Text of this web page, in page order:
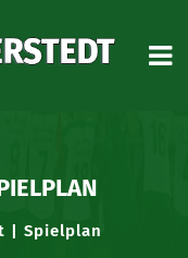
| Spielplan